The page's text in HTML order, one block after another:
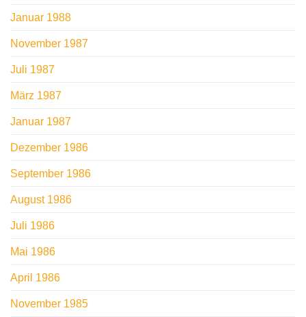
Januar 1988
November 1987
Juli 1987
März 1987
Januar 1987
Dezember 1986
September 1986
August 1986
Juli 1986
Mai 1986
April 1986
November 1985